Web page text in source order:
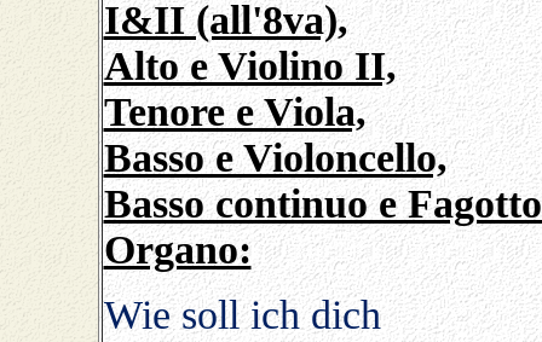
I&II (all'8va),
Alto e Violino II,
Tenore e Viola,
Basso e Violoncello,
Basso continuo e
Organo:
Wie soll ich dich